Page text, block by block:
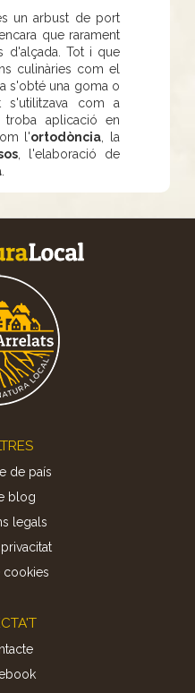
un arbust de port
que rarament
d'alçada. Tot i que
culinàries com el
s'obté una goma o
s'utilitzava com a
aplicació en
l'ortodòncia , la
, l'elaboració de
de país
blog
legals
cookies